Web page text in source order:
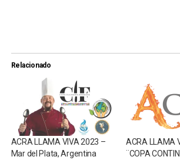
Relacionado
ACRA LLAMA VIVA 2023 –
Mar del Plata, Argentina
ACRA LLAMA
¨COPA